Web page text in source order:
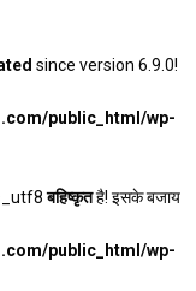
since version 6.9.0!
public_html/wp-
बहिष्कृतहै! इसके बजाय
public_html/wp-